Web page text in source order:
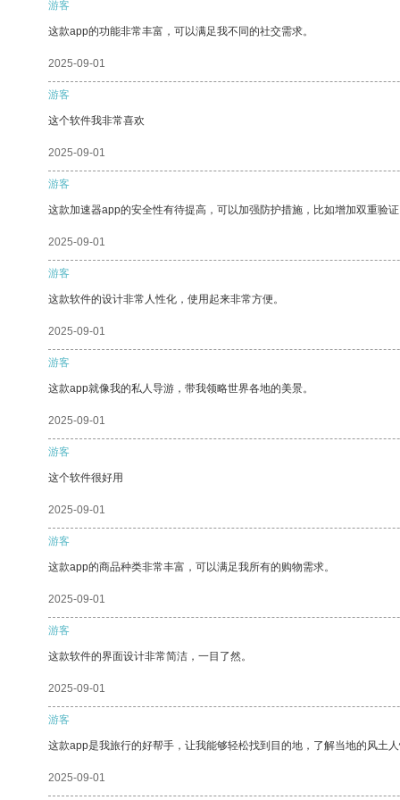
游客
这款app的功能非常丰富，可以满足我不同的社交需求。
2025-09-01
游客
这个软件我非常喜欢
2025-09-01
游客
这款加速器app的安全性有待提高，可以加强防护措施，比如增加双重验
2025-09-01
游客
这款软件的设计非常人性化，使用起来非常方便。
2025-09-01
游客
这款app就像我的私人导游，带我领略世界各地的美景。
2025-09-01
游客
这个软件很好用
2025-09-01
游客
这款app的商品种类非常丰富，可以满足我所有的购物需求。
2025-09-01
游客
这款软件的界面设计非常简洁，一目了然。
2025-09-01
游客
这款app是我旅行的好帮手，让我能够轻松找到目的地，了解当地的风土
2025-09-01